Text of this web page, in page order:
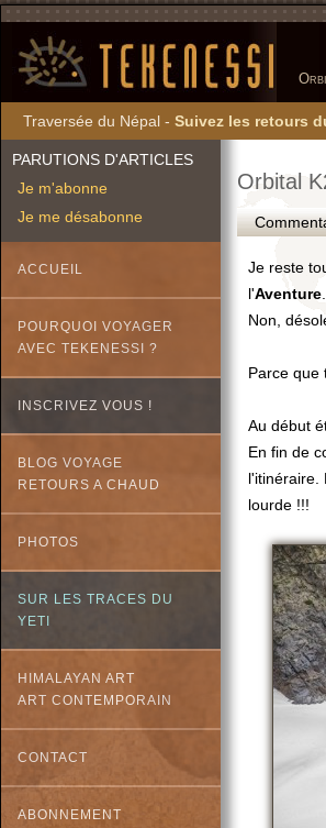
Traversée du Népal - Suivez les retours
PARUTIONS D'ARTICLES
Je m'abonne
Je me désabonne
ACCUEIL
POURQUOI VOYAGER
AVEC TEKENESSI ?
INSCRIVEZ VOUS !
BLOG VOYAGE
RETOURS A CHAUD
PHOTOS
SUR LES TRACES DU
YETI
HIMALAYAN ART
ART CONTEMPORAIN
CONTACT
ABONNEMENT
Orbital
Je reste
l'Aventure
Non,
Parce que
Au début
En fin de
l'itinéraire.
lourde !!!